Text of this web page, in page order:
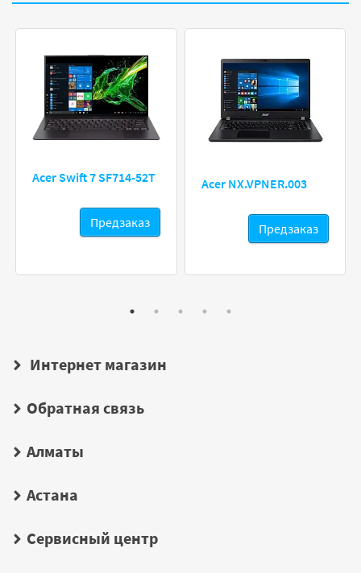
Acer Swift 7 SF714-52T
Предзаказ
Acer NX.VPNER.003
Предзаказ
Интернет магазин
Обратная связь
Алматы
Астана
Сервисный центр